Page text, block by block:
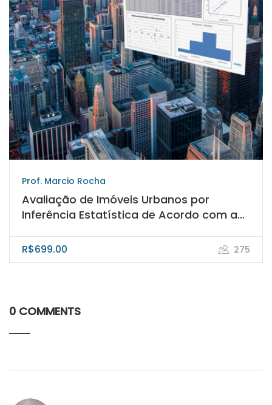
Prof. Marcio Rocha
Avaliação de Imóveis Urbanos por
Inferência Estatística de Acordo com a
275
R$699.00
0 COMMENTS